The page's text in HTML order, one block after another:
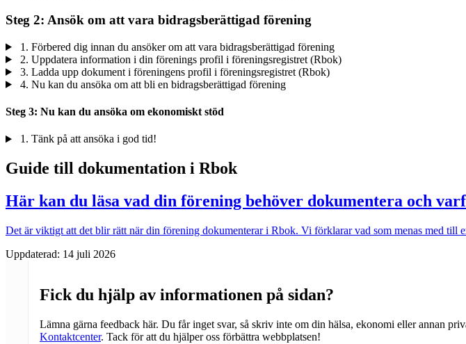
Steg 2: Ansök om att vara bidragsberättigad förening
1. Förbered dig innan du ansöker om att vara bidragsberättigad förening
2. Uppdatera information i din förenings profil i föreningsregistret (Rbok)
3. Ladda upp dokument i föreningens profil i föreningsregistret (Rbok)
4. Nu kan du ansöka om att bli en bidragsberättigad förening
Steg 3: Nu kan du ansöka om ekonomiskt stöd
1. Tänk på att ansöka i god tid!
Guide till dokumentation i Rbok
Här kan du läsa vad din förening behöver dokumentera och
Det är viktigt att det blir rätt när din förening dokumenterar i Rbok. Vi förklarar vad som menas med till
Uppdaterad: 14 juli 2026
Fick du hjälp av informationen på sidan?
Lämna gärna feedback här. Du får inget svar, så skriv inte om din hälsa, ekonomi eller annan
Kontaktcenter. Tack för att du hjälper oss förbättra webbplatsen!